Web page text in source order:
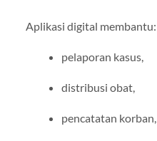
Aplikasi digital membantu:
pelaporan kasus,
distribusi obat,
pencatatan korban,